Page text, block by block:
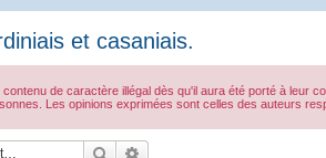
et casaniais.
de caractère illégal dès qu'il aura été porté à leur
Les opinions exprimées sont celles des auteurs
Rechercher